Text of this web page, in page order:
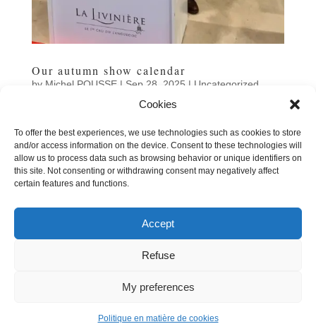
Cookies
To offer the best experiences, we use technologies such as cookies to store
and/or access information on the device. Consent to these technologies will
allow us to process data such as browsing behavior or unique identifiers on
this site. Not consenting or withdrawing consent may negatively affect
certain features and functions.
Accept
Refuse
My preferences
Politique en matière de cookies
Our autumn show calendar
by Michel POUSSE| Sep 28, 2025| Uncategorized
The trade show season is approaching: we'll be taking
dates:- Nantes-Carquefou - Vinomédia: Fri 17 → Sun 19
Oct- Lyon (Halle Tony Garnier) - Vignerons
Indépendants: Thu 30 Oct → Sun 2 Nov-...